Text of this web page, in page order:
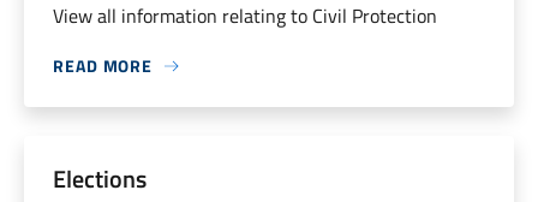
View all information relating to Civil Protection
READ MORE
Elections